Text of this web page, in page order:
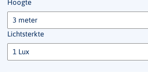
Hoogte
Lichtsterkte